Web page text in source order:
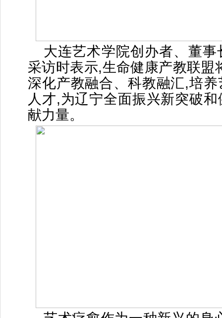
大连艺术学院创办者、董
采访时表示,生命健康产教联盟
深化产教融合、科教融汇,培
人才,为辽宁全面振兴新突破
献力量。